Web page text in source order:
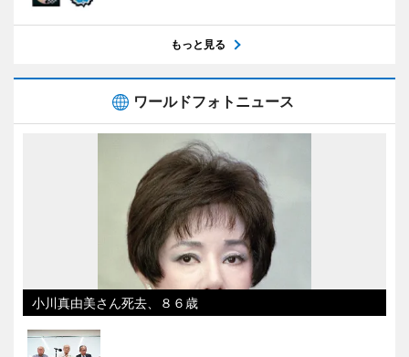
もっと見る
ワールドフォトニュース
小川真由美さん死去、８６歳